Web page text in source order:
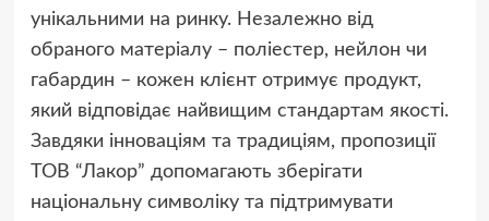
унікальними на ринку. Незалежно від
обраного матеріалу – поліестер, нейлон чи
габардин – кожен клієнт отримує продукт,
який відповідає найвищим стандартам якості.
Завдяки інноваціям та традиціям, пропозиції
ТОВ “Лакор” допомагають зберігати
національну символіку та підтримувати